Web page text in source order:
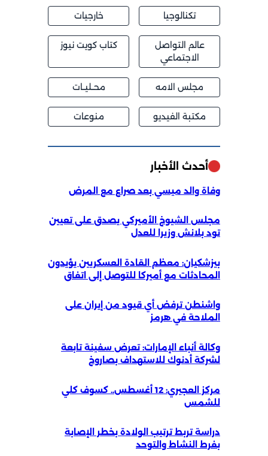
تكنالوجيا خارجيات
عالم التواصل
الاجتماعي
كتاب كويت نيوز
مجلس الامه محــليــات
مكتبة الفيديو منوعات
أحدث الأخبار
وفاة والد ميسي بعد صراع مع المرض
مجلس الشيوخ الأميركي يصدق على تعيين
تود بلانش وزيرا للعدل
بيزشكيان: معظم القادة العسكريين يؤيدون
المحادثات مع أميركا للتوصل إلى اتفاق
واشنطن ترفض أي قيود من إيران على
الملاحة في هرمز
وكالة أنباء الإمارات: تعرض سفينة تابعة
لشركة أدنوك للاستهداف بصاروخ
مركز العجيري: 12 أغسطس.. كسوف كلي
للشمس
دراسة تربط ترتيب الولادة بخطر الإصابة
بفرط النشاط والتوحد